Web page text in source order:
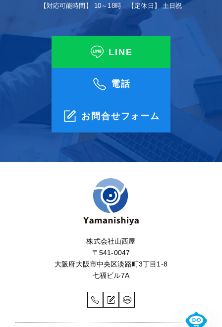
【対応可能時間】 10～18時 【定休日】 土日祝
LINE
電話
お問合せフォーム
株式会社山西屋
〒541-0047
大阪府大阪市中央区淡路町3丁目1-8
七福ビル7A